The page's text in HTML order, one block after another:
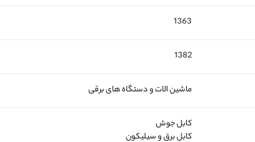
1363
1382
ماشین الات و دستگاه های برقی
کابل جوش
کابل برق و سيليکون